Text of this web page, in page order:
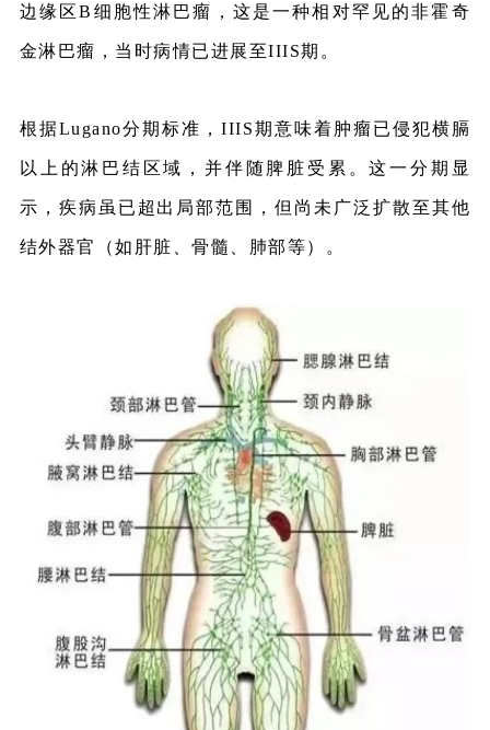
边缘区B细胞性淋巴瘤，这是一种相对罕见的非霍奇
金淋巴瘤，当时病情已进展至IIIS期。
根据Lugano分期标准，IIIS期意味着肿瘤已侵犯横膈
以上的淋巴结区域，并伴随脾脏受累。这一分期显
示，疾病虽已超出局部范围，但尚未广泛扩散至其他
结外器官（如肝脏、骨髓、肺部等）。